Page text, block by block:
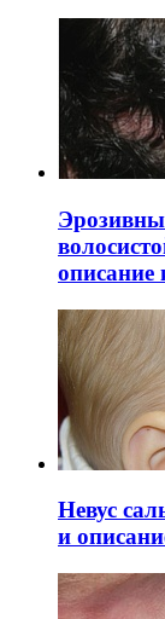
описание
Невус
и